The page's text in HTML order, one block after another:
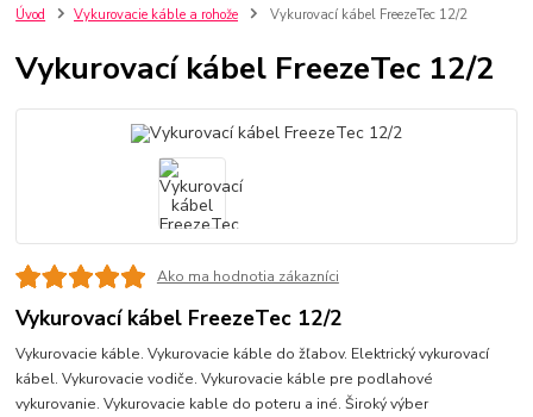
Úvod Vykurovacie káble a rohože Vykurovací kábel FreezeTec 12/2
Vykurovací kábel FreezeTec 12/2
Ako ma hodnotia zákazníci
Vykurovací kábel FreezeTec 12/2
Vykurovacie káble. Vykurovacie káble do žľabov. Elektrický vykurovací
kábel. Vykurovacie vodiče. Vykurovacie káble pre podlahové
vykurovanie. Vykurovacie kable do poteru a iné. Široký výber